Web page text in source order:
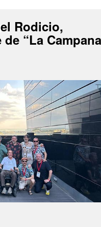
Rodicio,
“La Campana